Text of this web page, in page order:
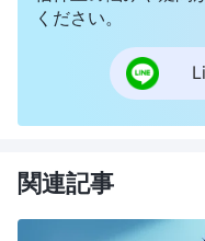
ください。
関連記事